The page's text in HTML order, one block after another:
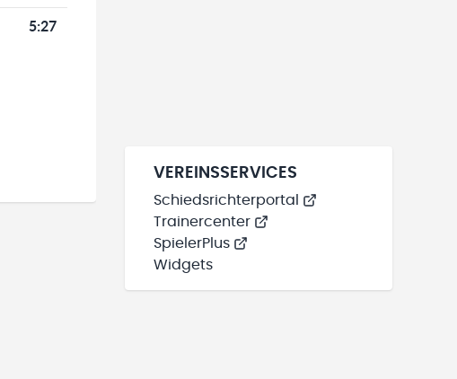
5:27
VEREINSSERVICES
Schiedsrichterportal
Trainercenter
SpielerPlus
Widgets